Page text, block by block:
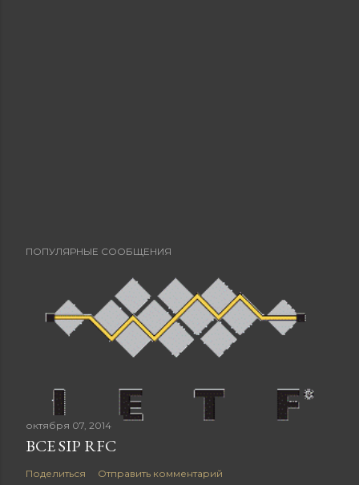
ПОПУЛЯРНЫЕ СООБЩЕНИЯ
октября 07, 2014
ВСЕ SIP RFC
Поделиться Отправить комментарий